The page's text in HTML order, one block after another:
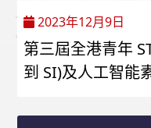
2023年12月9日
第三屆全港青年
到 SI)及人工智能